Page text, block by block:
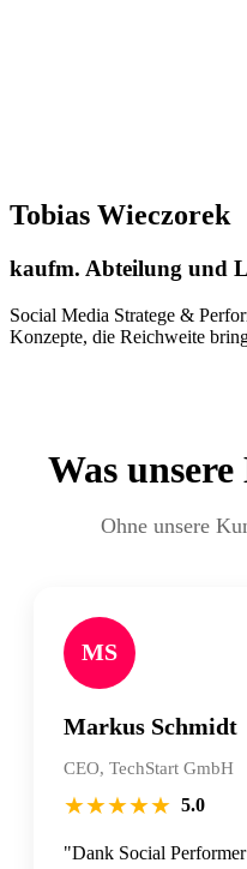
Tobias Wieczorek
kaufm. Abteilung und
Social Media Stratege &
Konzepte, die Reichweite
Was
Ohne unsere
MS
Markus Schmidt
CEO, TechStart GmbH
★★★★★ 5.0
"Dank Social